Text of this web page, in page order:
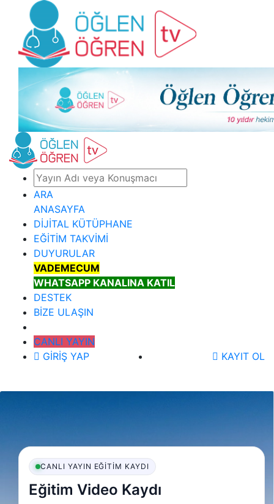
ARA
ANASAYFA
DİJİTAL KÜTÜPHANE
EĞİTİM TAKVİMİ
DUYURULAR
VADEMECUM
WHATSAPP KANALINA KATIL
DESTEK
BİZE ULAŞIN
CANLI YAYIN
GİRİŞ YAP
KAYIT OL
CANLI YAYIN EĞITIM KAYDI
Eğitim Video Kaydı